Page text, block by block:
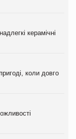
керамічні
коли довго